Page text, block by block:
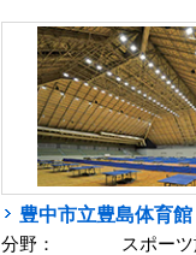
豊中市立豊島体育館
分野：
スポー